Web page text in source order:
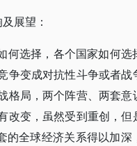
展望：
何选择，各个国家如何
争变成对抗性斗争或者战
格局，两个阵营、两套意
改变，虽然受到重创，但
的全球经济关系得以加深